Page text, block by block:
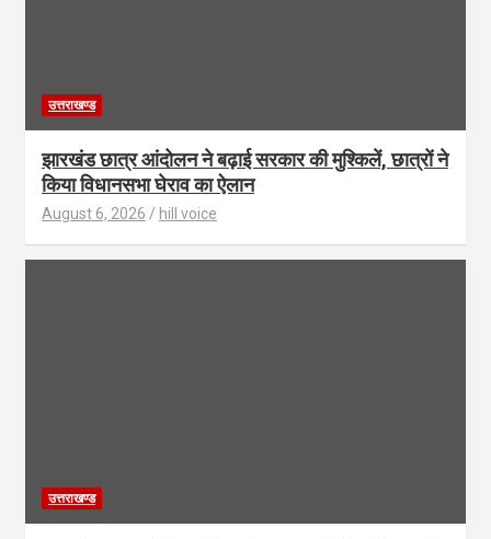
उत्तराखण्ड
झारखंड छात्र आंदोलन ने बढ़ाई सरकार की मुश्किलें, छात्रों ने
किया विधानसभा घेराव का ऐलान
August 6, 2026 hill voice
उत्तराखण्ड